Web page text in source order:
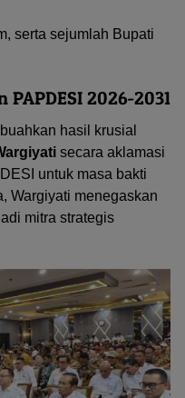
serta sejumlah Bupati
2026-2031
hasil krusial
secara aklamasi
untuk masa bakti
Wargiyati menegaskan
mitra strategis